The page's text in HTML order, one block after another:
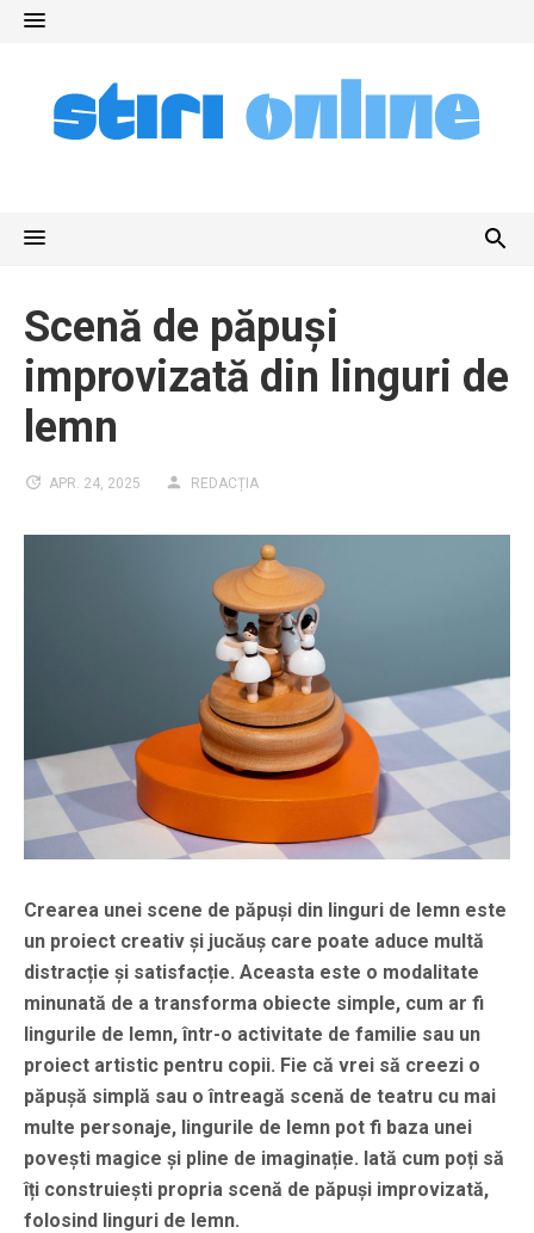
Skip
Scenă de păpuși
improvizată din linguri de
lemn
APR. 24, 2025 REDACȚIA
Crearea unei scene de păpuși din linguri de lemn este
un proiect creativ și jucăuș care poate aduce multă
distracție și satisfacție. Aceasta este o modalitate
minunată de a transforma obiecte simple, cum ar fi
lingurile de lemn, într-o activitate de familie sau un
proiect artistic pentru copii. Fie că vrei să creezi o
păpușă simplă sau o întreagă scenă de teatru cu mai
multe personaje, lingurile de lemn pot fi baza unei
povești magice și pline de imaginație. Iată cum poți să
îți construiești propria scenă de păpuși improvizată,
folosind linguri de lemn.